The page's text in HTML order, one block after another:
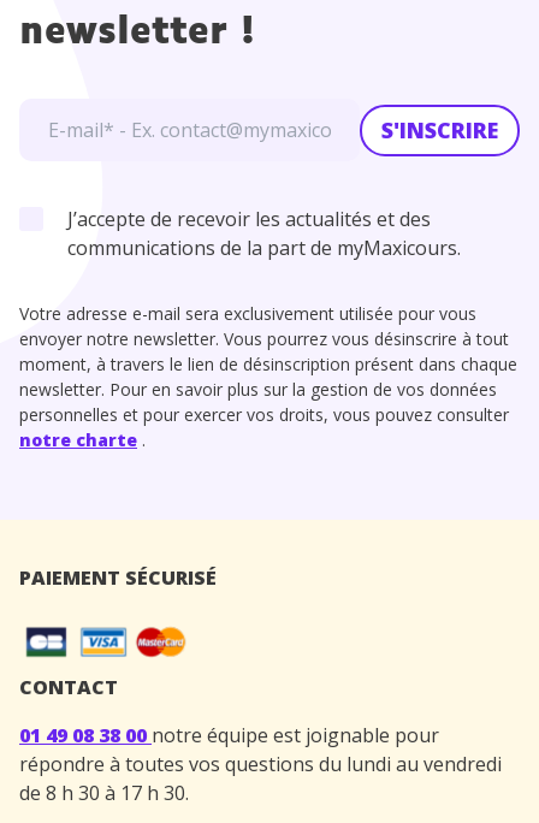
newsletter !
S'INSCRIRE
J’accepte de recevoir les actualités et des
communications de la part de myMaxicours.
Votre adresse e-mail sera exclusivement utilisée pour vous
envoyer notre newsletter. Vous pourrez vous désinscrire à tout
moment, à travers le lien de désinscription présent dans chaque
newsletter. Pour en savoir plus sur la gestion de vos données
personnelles et pour exercer vos droits, vous pouvez consulter
notre charte .
PAIEMENT SÉCURISÉ
CONTACT
01 49 08 38 00 notre équipe est joignable pour
répondre à toutes vos questions du lundi au vendredi
de 8 h 30 à 17 h 30.